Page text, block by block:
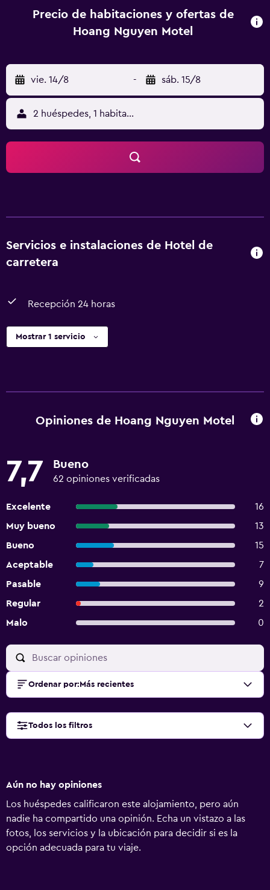
Precio de habitaciones y ofertas de
Hoang Nguyen Motel
vie. 14/8 - sáb. 15/8
2 huéspedes, 1 habitación
Servicios e instalaciones de Hotel de
carretera
Recepción 24 horas
Mostrar 1 servicio
Opiniones de Hoang Nguyen Motel
7,7 Bueno
62 opiniones verificadas
Excelente
16
Muy bueno
13
Bueno
15
Aceptable
7
Pasable
9
Regular
2
Malo
0
Ordenar por: Más recientes
Todos los filtros
Aún no hay opiniones
Los huéspedes calificaron este alojamiento, pero aún
nadie ha compartido una opinión. Echa un vistazo a las
fotos, los servicios y la ubicación para decidir si es la
opción adecuada para tu viaje.